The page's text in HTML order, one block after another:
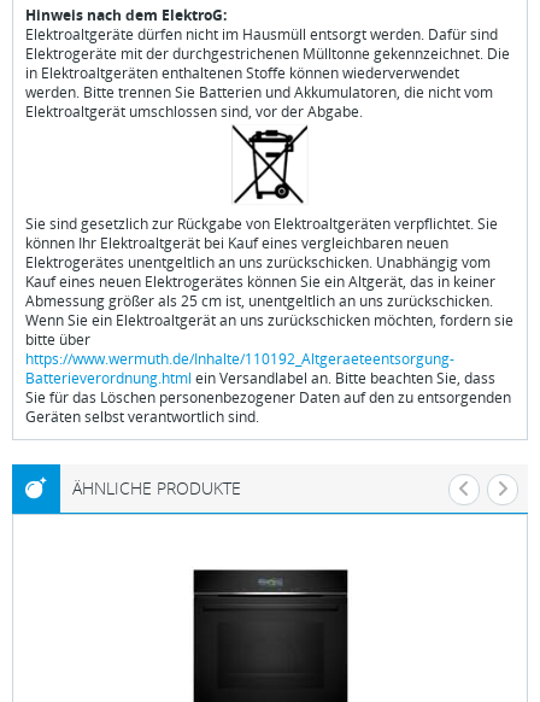
Hinweis nach dem ElektroG:
Elektroaltgeräte dürfen nicht im Hausmüll entsorgt werden. Dafür sind
Elektrogeräte mit der durchgestrichenen Mülltonne gekennzeichnet. Die
in Elektroaltgeräten enthaltenen Stoffe können wiederverwendet
werden. Bitte trennen Sie Batterien und Akkumulatoren, die nicht vom
Elektroaltgerät umschlossen sind, vor der Abgabe.
Sie sind gesetzlich zur Rückgabe von Elektroaltgeräten verpflichtet. Sie
können Ihr Elektroaltgerät bei Kauf eines vergleichbaren neuen
Elektrogerätes unentgeltlich an uns zurückschicken. Unabhängig vom
Kauf eines neuen Elektrogerätes können Sie ein Altgerät, das in keiner
Abmessung größer als 25 cm ist, unentgeltlich an uns zurückschicken.
Wenn Sie ein Elektroaltgerät an uns zurückschicken möchten, fordern sie
bitte über
https://www.wermuth.de/Inhalte/110192_Altgeraeteentsorgung-
Batterieverordnung.html ein Versandlabel an. Bitte beachten Sie, dass
Sie für das Löschen personenbezogener Daten auf den zu entsorgenden
Geräten selbst verantwortlich sind.
ÄHNLICHE PRODUKTE